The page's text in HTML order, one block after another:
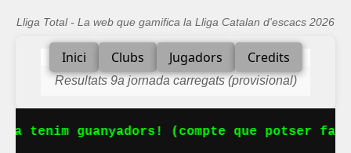
Lliga Total - La web que gamifica la Lliga Catalan d'escacs 2026
Inici Clubs Jugadors Credits
Resultats 9a jornada carregats (provisional)
tenim guanyadors! (compte que potser